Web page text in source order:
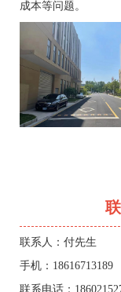
成本等问题。
联系人：付先生
手机：18616713189
联系电话：